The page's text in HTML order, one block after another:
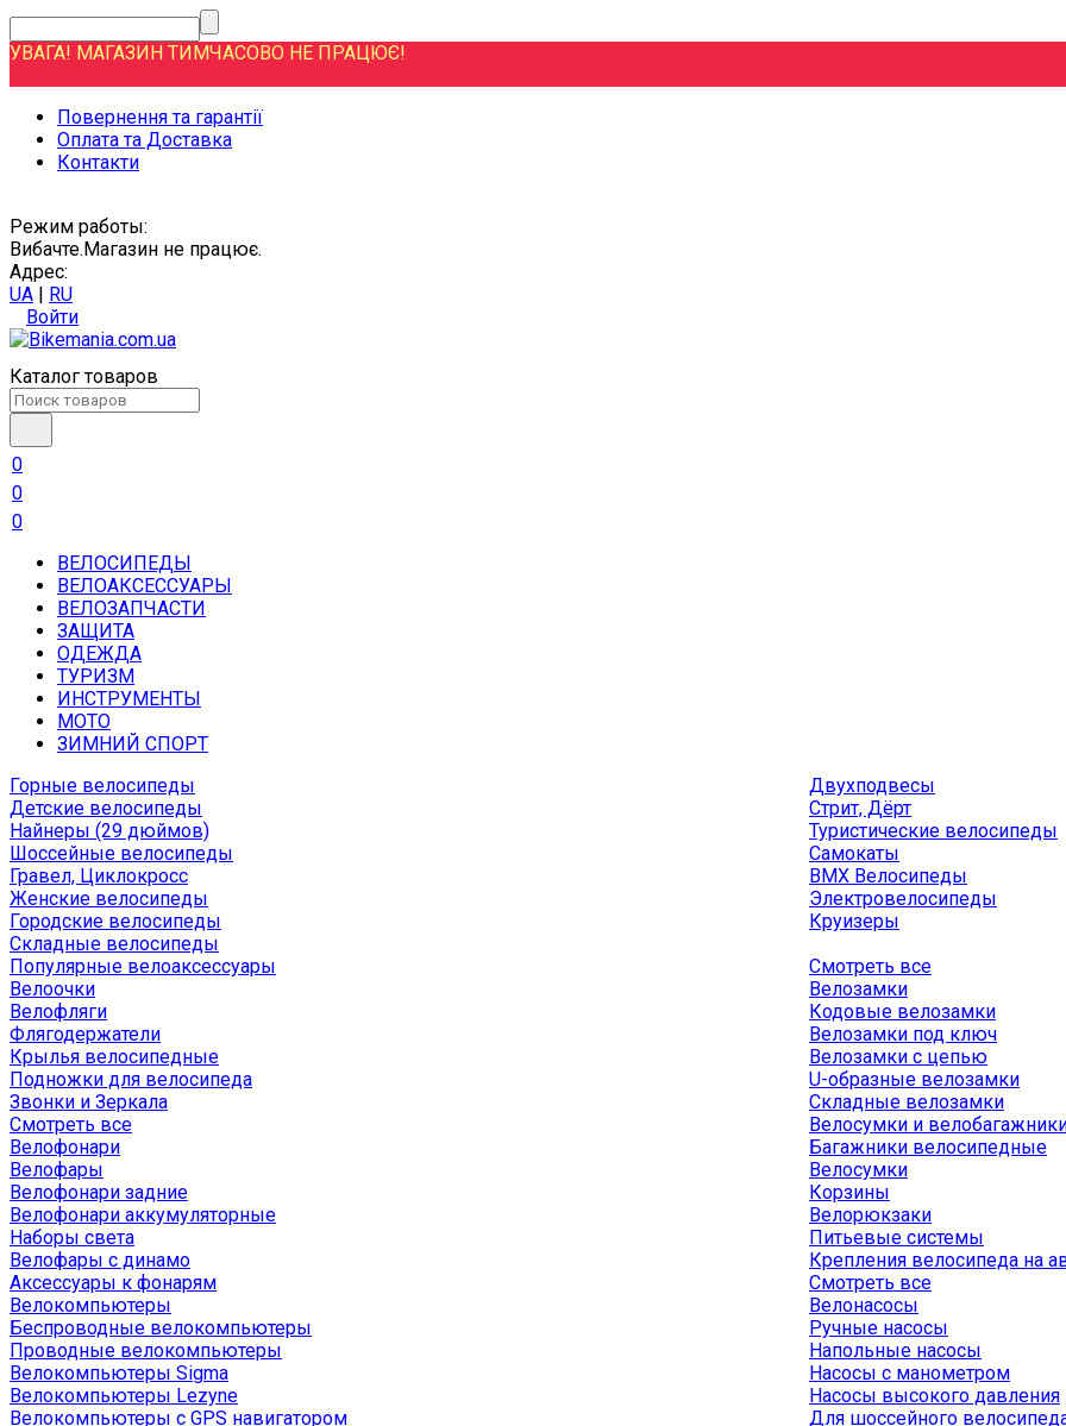
УВАГА! МАГАЗИН ТИМЧАСОВО НЕ ПРАЦЮЄ!
Повернення та гарантії
Оплата та Доставка
Контакти
Режим работы:
Вибачте.Магазин не працює.
Адрес:
UA | RU
Войти
Каталог товаров
0
0
0
ВЕЛОСИПЕДЫ
ВЕЛОАКСЕССУАРЫ
ВЕЛОЗАПЧАСТИ
ЗАЩИТА
ОДЕЖДА
ТУРИЗМ
ИНСТРУМЕНТЫ
МОТО
ЗИМНИЙ СПОРТ
Горные велосипеды
Детские велосипеды
Найнеры (29 дюймов)
Шоссейные велосипеды
Гравел, Циклокросс
Женские велосипеды
Городcкие велосипеды
Складные велосипеды
Двухподвесы
Стрит, Дёрт
Туристические велосипеды
Самокаты
BMX Велосипеды
Электровелосипеды
Круизеры
Популярные велоаксессуары
Велоочки
Велофляги
Флягодержатели
Крылья велосипедные
Подножки для велосипеда
Звонки и Зеркала
Смотреть все
Велофонари
Велофары
Велофонари задние
Велофонари аккумуляторные
Наборы света
Велофары с динамо
Аксессуары к фонарям
Велокомпьютеры
Беспроводные велокомпьютеры
Проводные велокомпьютеры
Велокомпьютеры Sigma
Велокомпьютеры Lezyne
Велокомпьютеры с GPS навигатором
Смотреть все
Велозамки
Кодовые велозамки
Велозамки под ключ
Велозамки с цепью
U-образные велозамки
Складные велозамки
Велосумки и
Багажники велосипедные
Велосумки
Корзины
Велорюкзаки
Питьевые системы
Крепления велосипеда на
Смотреть все
Велонасосы
Ручные насосы
Напольные насосы
Насосы с манометром
Насосы высокого давления
Для шоссейного